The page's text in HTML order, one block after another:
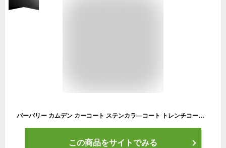
バーバリー カムデン カーコート ステンカラ―コート トレンチコート ロングコート ネイビー (6, 1002) [並行輸入品]
この商品をサイトでみる